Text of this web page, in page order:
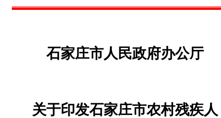
石家庄市人民政府办公厅
关于印发石家庄市农村残疾人